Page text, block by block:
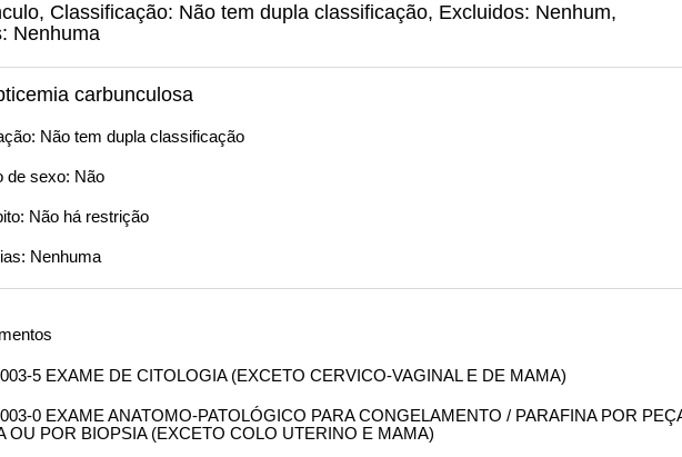
Classificação: Não tem dupla classificação, Excluidos: Nenhum,
Nenhuma
carbunculosa
Não tem dupla classificação
de sexo: Não
Não há restrição
Nenhuma
5 EXAME DE CITOLOGIA (EXCETO CERVICO-VAGINAL E DE MAMA)
0 EXAME ANATOMO-PATOLÓGICO PARA CONGELAMENTO / PARAFINA POR
OU POR BIOPSIA (EXCETO COLO UTERINO E MAMA)